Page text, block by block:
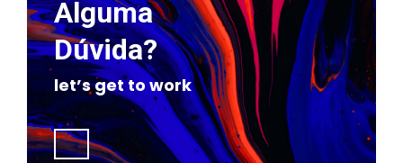
Alguma
Dúvida?
let’s get to work